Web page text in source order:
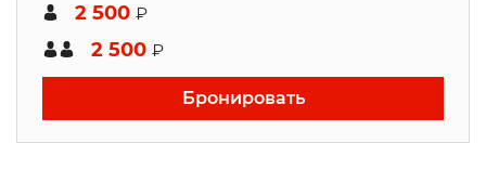
2 500 ₽
2 500 ₽
Бронировать